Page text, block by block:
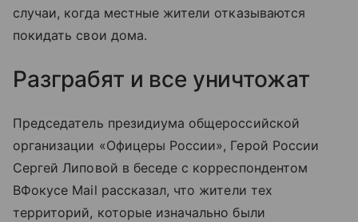
случаи, когда местные жители отказываются
покидать свои дома.
Разграбят и все уничтожат
Председатель президиума общероссийской
организации «Офицеры России», Герой России
Сергей Липовой в беседе с корреспондентом
ВФокусе Mail рассказал, что жители тех
территорий, которые изначально были